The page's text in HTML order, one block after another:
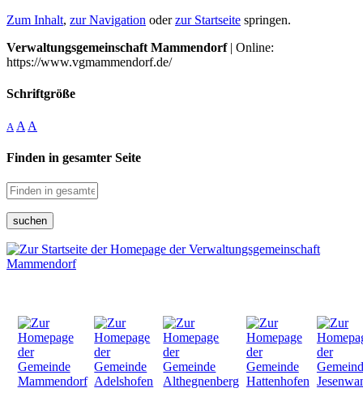
Zum Inhalt, zur Navigation oderzur Startseite springen.
Verwaltungsgemeinschaft Mammendorf| Online:
https://www.vgmammendorf.de/
Schriftgröße
A A A
Finden in gesamter Seite
suchen